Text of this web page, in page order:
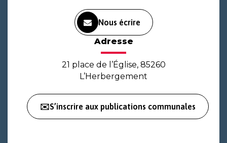
Nous écrire
Adresse
21 place de l’Église, 85260
L’Herbergement
✉️S’inscrire aux publications communales